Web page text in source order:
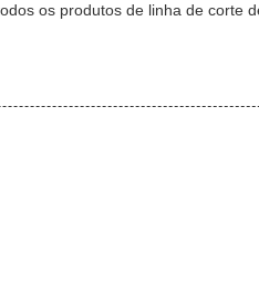
os produtos de linha de corte